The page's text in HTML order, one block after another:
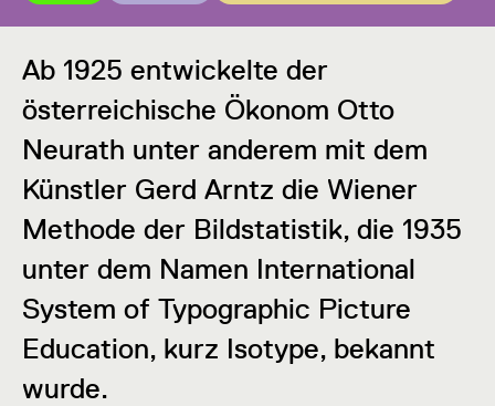
Ab 1925 entwickelte der
österreichische Ökonom Otto
Neurath unter anderem mit dem
Künstler Gerd Arntz die Wiener
Methode der Bildstatistik, die 1935
unter dem Namen International
System of Typographic Picture
Education, kurz Isotype, bekannt
wurde.